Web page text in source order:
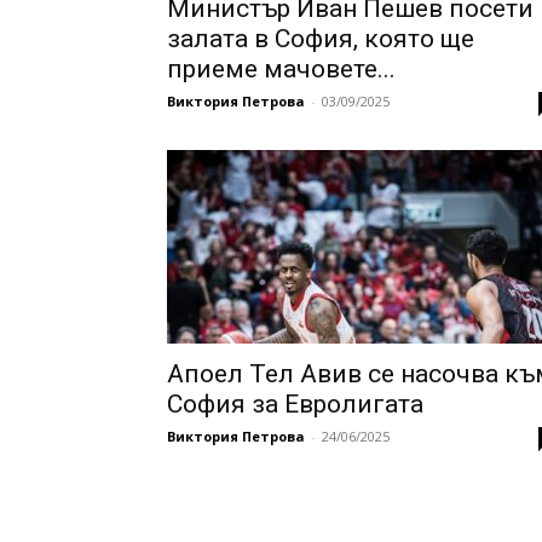
Mинистър Иван Пешев посети
залата в София, която ще
приеме мачовете...
Виктория Петрова - 03/09/2025
Апоел Тел Авив се насочва
София за Евролигата
Виктория Петрова - 24/06/2025